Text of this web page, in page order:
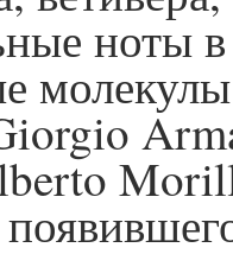
ноты
молекулы